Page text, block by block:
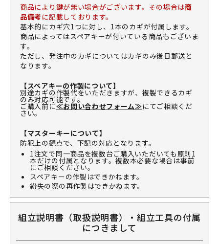
商品により鍵が無い場合がございます。その場合は商
品備考 に記載しております。
基本的にカギ穴1つに対し、1本のカギが付属します。
商品によってはスペアキーが付いている商品もございま
す。
ただし、発注中のカギについてはカギのみ後日郵送と
なります。
【スペアキーの作製について】
別途カギの作製代をいただきますが、複製できるカギ
のみ対応可能です。
ご購入前に≪お問い合わせフォーム≫にてご相談くだ
さい。
【マスターキーについて】
防犯上の観点で、下記の対応となります。
1注文で同一商品を複数台ご購入いただいても原則1
本だけの付属となります。複数本必要な場合は事前
にご相談ください。
スペアキーの作製はできかねます。
紛失の際の再作製はできかねます。
組立説明書（取扱説明書）・組立工具の付属
につきまして